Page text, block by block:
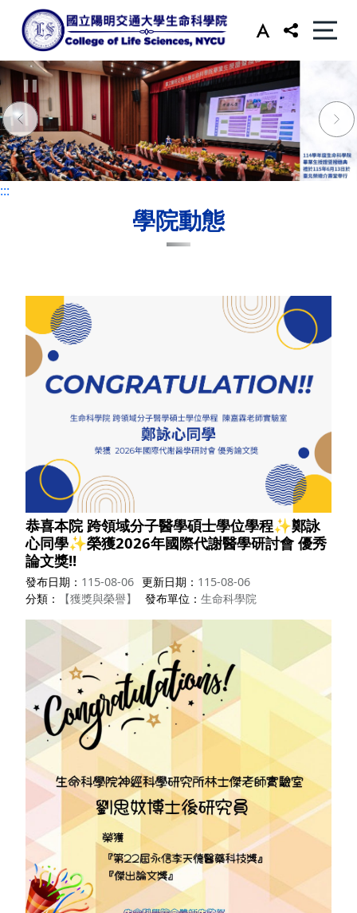
:::
:::
學院動態
恭喜本院 跨領域分子醫學碩士學位學程✨鄭詠
心同學✨榮獲2026年國際代謝醫學研討會 優秀
論文獎!!
發布日期 115-08-06 更新日期
115-08-06
分類
【獲獎與榮譽】 發布單位 生命科學院